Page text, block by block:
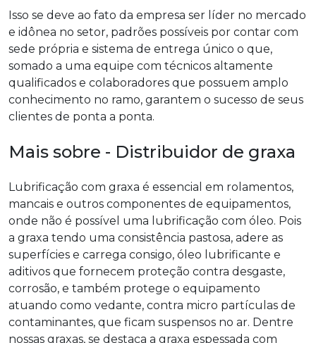
Isso se deve ao fato da empresa ser líder no mercado
e idônea no setor, padrões possíveis por contar com
sede própria e sistema de entrega único o que,
somado a uma equipe com técnicos altamente
qualificados e colaboradores que possuem amplo
conhecimento no ramo, garantem o sucesso de seus
clientes de ponta a ponta.
Mais sobre - Distribuidor de graxa
Lubrificação com graxa é essencial em rolamentos,
mancais e outros componentes de equipamentos,
onde não é possível uma lubrificação com óleo. Pois
a graxa tendo uma consistência pastosa, adere as
superfícies e carrega consigo, óleo lubrificante e
aditivos que fornecem proteção contra desgaste,
corrosão, e também protege o equipamento
atuando como vedante, contra micro partículas de
contaminantes, que ficam suspensos no ar. Dentre
nossas graxas, se destaca a graxa espessada com